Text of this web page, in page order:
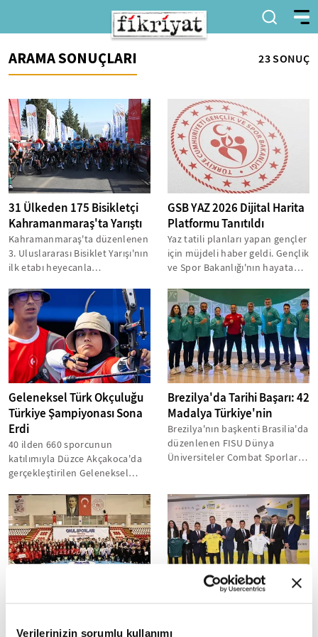
Verilerinizin sorumlu kullanımı
ARAMA SONUÇLARI 23 SONUÇ
31 Ülkeden 175 Bisikletçi
Kahramanmaraş'ta Yarıştı
Kahramanmaraş'ta düzenlenen
3. Uluslararası Bisiklet Yarışı'nın
ilk etabı heyecanla
organizasyonda...
GSB YAZ 2026 Dijital Harita
Platformu Tanıtıldı
Yaz tatili planları yapan gençler
için müjdeli haber geldi. Gençlik
ve Spor Bakanlığı'nın hayata
Geleneksel Türk Okçuluğu
Türkiye Şampiyonası Sona
Erdi
40 ilden 660 sporcunun
katılımıyla Düzce Akçakoca'da
gerçekleştirilen Geleneksel
Şampiyonası tamamlandı....
Brezilya'da Tarihi Başarı: 42
Madalya Türkiye'nin
Brezilya'nın başkenti Brasilia'da
düzenlenen FISU Dünya
Üniversiteler Combat Sporları
Okul Sporları Gençler
Tour de France'ın amatör